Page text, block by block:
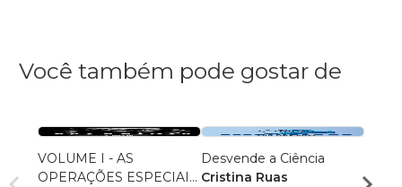
Você também pode gostar de
VOLUME I - AS
OPERAÇÕES ESPECIAIS
Desvende a Ciência
Cristina Ruas